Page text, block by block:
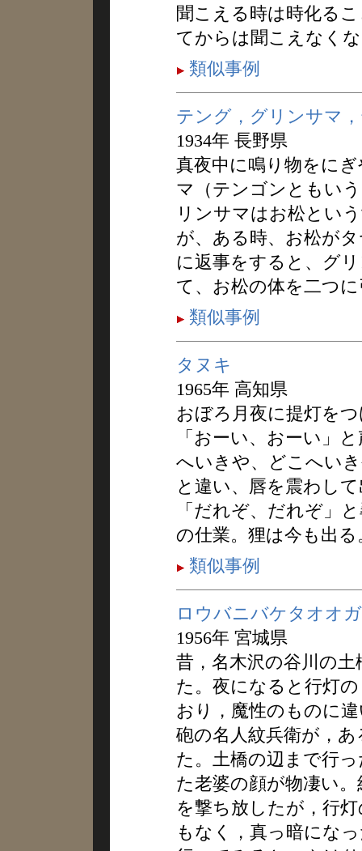
聞こえる時は時化る
てからは聞こえなく
類似事例
テング，グリンサマ
1934年 長野県
真夜中に鳴り物をに
マ（テンゴンともい
リンサマはお松とい
が、ある時、お松が
に返事をすると、グ
て、お松の体を二つ
類似事例
タヌキ
1965年 高知県
おぼろ月夜に提灯を
「おーい、おーい」
へいきや、どこへい
と違い、唇を震わし
「だれぞ、だれぞ」
の仕業。狸は今も出る
類似事例
ロウバニバケタオオ
1956年 宮城県
昔，名木沢の谷川の
た。夜になると行灯
おり，魔性のものに
砲の名人紋兵衛が，
た。土橋の辺まで行
た老婆の顔が物凄い
を撃ち放したが，行
もなく，真っ暗にな